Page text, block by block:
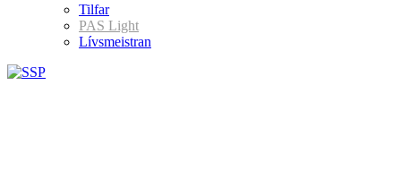
Tilfar
PAS Light
Lívsmeistran